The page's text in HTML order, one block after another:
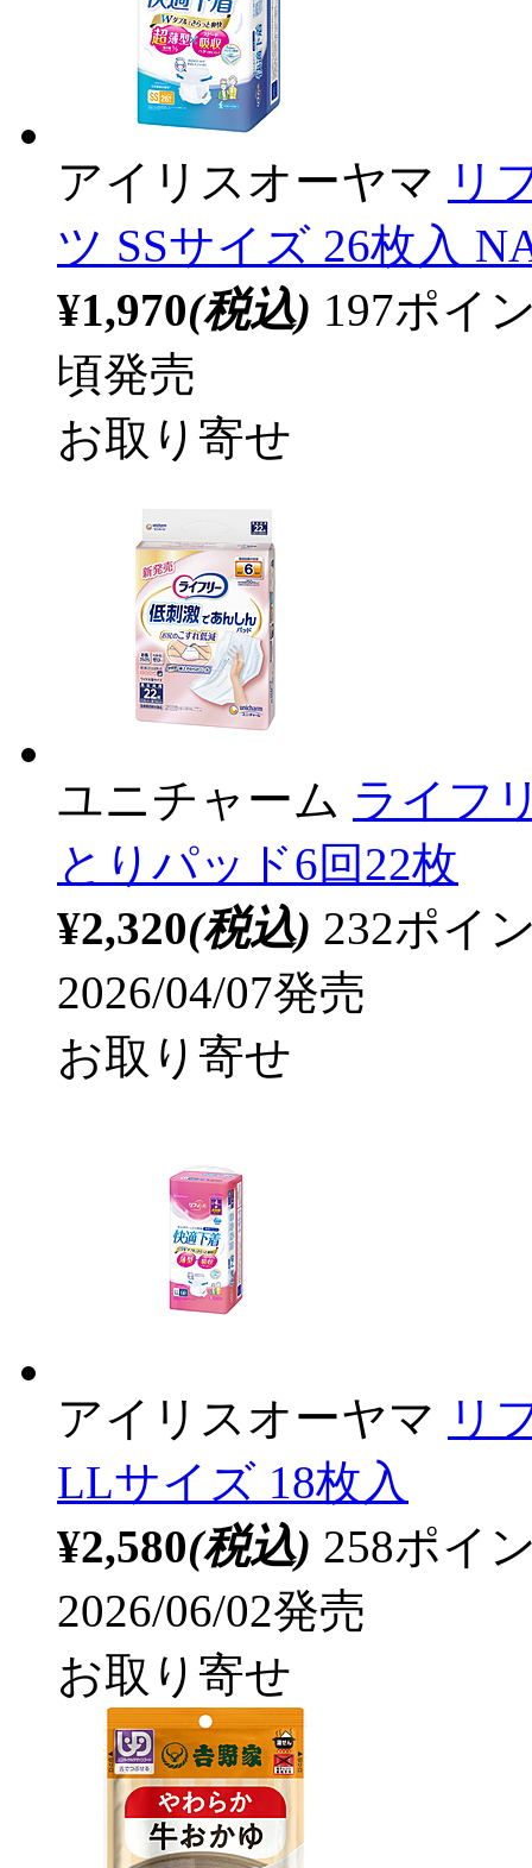
アイリスオーヤマ リ
ツ SSサイズ 26枚入
¥1,970(税込) 197ポイ
頃発売
お取り寄せ
ユニチャーム ライフ
とりパッド6回22枚
¥2,320(税込) 232ポイ
2026/04/07発売
お取り寄せ
アイリスオーヤマ リ
LLサイズ 18枚入
¥2,580(税込) 258ポイ
2026/06/02発売
お取り寄せ